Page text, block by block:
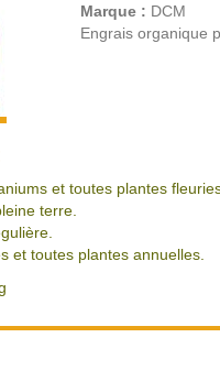
Marque : DCM
Engrais organique
et toutes plantes
terre.
et toutes plantes annuelles.